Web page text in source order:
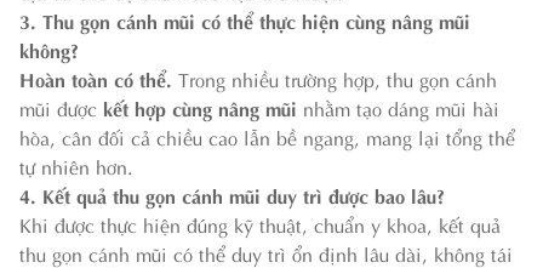
3. Thu gọn cánh mũi có thể thực hiện cùng nâng mũi
không?
Hoàn toàn có thể. Trong nhiều trường hợp, thu gọn cánh
mũi được kết hợp cùng nâng mũi nhằm tạo dáng mũi hài
hòa, cân đối cả chiều cao lẫn bề ngang, mang lại tổng thể
tự nhiên hơn.
4. Kết quả thu gọn cánh mũi duy trì được bao lâu?
Khi được thực hiện đúng kỹ thuật, chuẩn y khoa, kết quả
thu gọn cánh mũi có thể duy trì ổn định lâu dài, không tái